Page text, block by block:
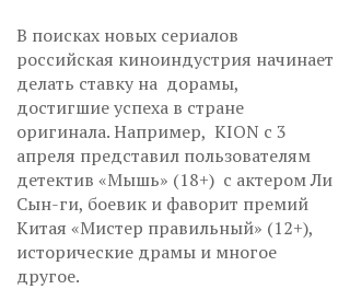
В поисках новых сериалов
российская киноиндустрия начинает
делать ставку на дорамы,
достигшие успеха в стране
оригинала. Например, KION с 3
апреля представил пользователям
детектив «Мышь» (18+) с актером Ли
Сын-ги, боевик и фаворит премий
Китая «Мистер правильный» (12+),
исторические драмы и многое
другое.